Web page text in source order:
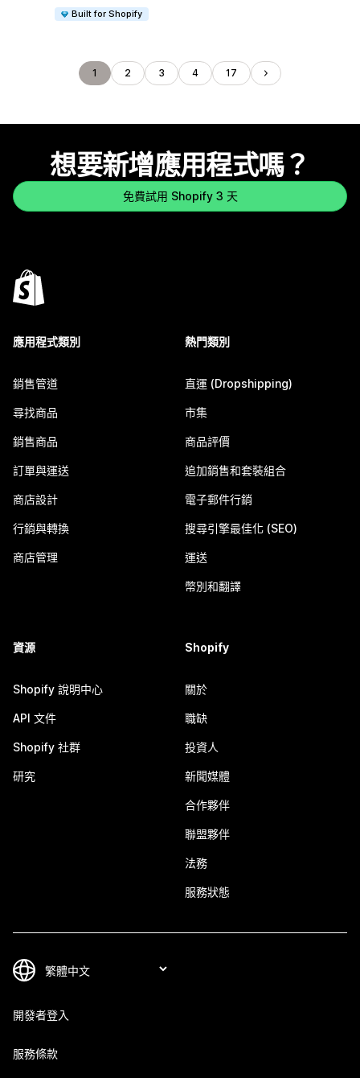
Built for Shopify
1 2 3 4 17
想要新增應用程式嗎？
免費試用 Shopify 3 天
應用程式類別
銷售管道
尋找商品
銷售商品
訂單與運送
商店設計
行銷與轉換
商店管理
熱門類別
直運 (Dropshipping)
市集
商品評價
追加銷售和套裝組合
電子郵件行銷
搜尋引擎最佳化 (SEO)
運送
幣別和翻譯
資源
Shopify 說明中心
API 文件
Shopify 社群
研究
Shopify
關於
職缺
投資人
新聞媒體
合作夥伴
聯盟夥伴
法務
服務狀態
開發者登入
服務條款